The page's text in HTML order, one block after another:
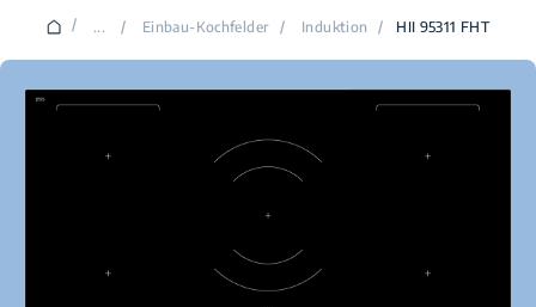
/ ... / Einbau-Kochfelder / Induktion / HII 95311 FHT